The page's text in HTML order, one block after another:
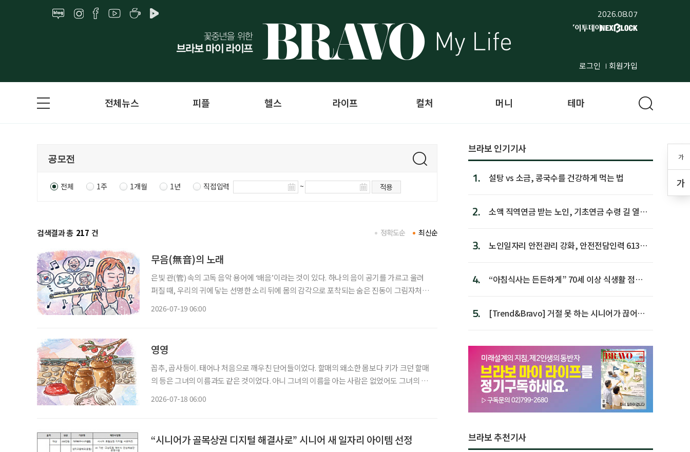
2026.08.07
로그인 회원가입
가
가
전체뉴스 피플 헬스 라이프 컬처 머니 테마
전체 1주 1개월 1년 직접입력 ~ 적용
검색결과 총 217 건 최신순
정확도순
무음(無音)의 노래
은빛 관(管) 속의 고독 음악 용어에 ‘배음’이라는 것이 있다. 하나의 음이 공기를 가르고 울려
퍼질 때, 우리의 귀에 닿는 선명한 소리 뒤에 몸의 감각으로 포착되는 숨은 진동이 그림자처럼
2026-07-19 06:00
영영
꼽추, 곱사등이. 태어나 처음으로 깨우친 단어들이었다. 할매의 왜소한 몸보다 키가 크던 할매
의 등은 그녀의 이름과도 같은 것이었다. 아니 그녀의 이름을 아는 사람은 없었어도 그녀의 곱
2026-07-18 06:00
“시니어가 골목상권 디지털 해결사로” 시니어 새 일자리 아이템 선정
브라보 인기기사
1. 설탕 vs 소금, 콩국수를 건강하게 먹는 법
2.
소액 직역연금 받는 노인, 기초연금 수령 길 열린
3.
노인일자리 안전관리 강화, 안전전담인력 613명
4.
“아침식사는 든든하게” 70세 이상 식생활 점수
5.
[Trend&Bravo] 거절 못 하는 시니어가 끊어야
브라보 추천기사